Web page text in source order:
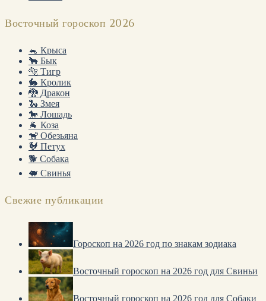
Восточный гороскоп 2026
🐁 Крыса
🐂 Бык
🐅 Тигр
🐇 Кролик
🐉 Дракон
🐍 Змея
🐎 Лошадь
🐐 Коза
🐒 Обезьяна
🐓 Петух
🐕 Собака
🐖 Свинья
Свежие публикации
Гороскоп на 2026 год по знакам зодиака
Восточный гороскоп на 2026 год для Свиньи
Восточный гороскоп на 2026 год для Собаки